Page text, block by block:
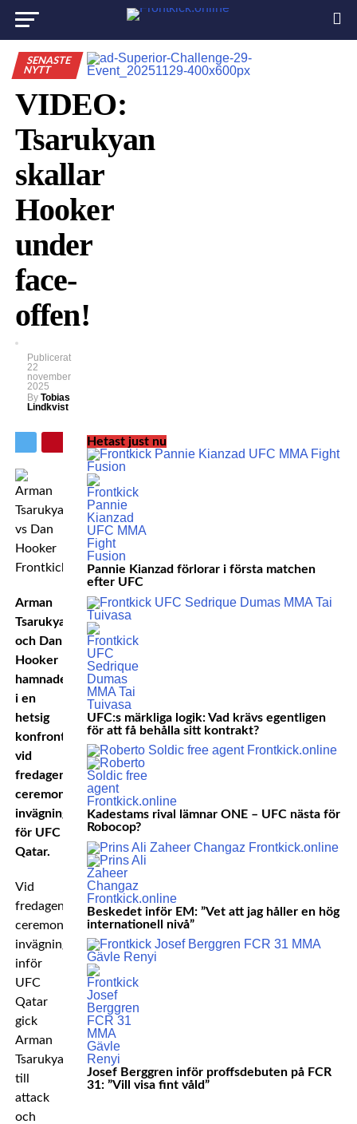
SENASTE
NYTT
VIDEO:
Tsarukyan
skallar
Hooker
under
face-
offen!
Publicerat
22
november
2025
By Tobias
Lindkvist
Arman
Tsarukyan
och Dan
Hooker
hamnade
i en
hetsig
konfrontation
vid
fredagens
ceremoniella
invägning
för UFC
Qatar.
Vid
fredagens
ceremoniella
invägningar
inför
UFC
Qatar
gick
Arman
Tsarukyan
till
attack
och
Hetast just nu
Pannie Kianzad förlorar i första matchen
efter UFC
UFC:s märkliga logik: Vad krävs egentligen
för att få behålla sitt kontrakt?
Kadestams rival lämnar ONE – UFC nästa för
Robocop?
Beskedet inför EM: ”Vet att jag håller en hög
internationell nivå”
Josef Berggren inför proffsdebuten på FCR
31: ”Vill visa fint våld”